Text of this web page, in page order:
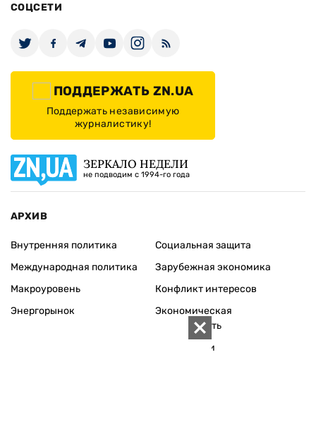
СОЦСЕТИ
ПОДДЕРЖАТЬ ZN.UA
Поддержать независимую
журналистику!
ЗЕРКАЛО НЕДЕЛИ
не подводим с 1994-го года
АРХИВ
Внутренняя политика
Международная политика
Макроуровень
Энергорынок
Социальная защита
Зарубежная экономика
Конфликт интересов
Экономическая
безопасность
Персоналии